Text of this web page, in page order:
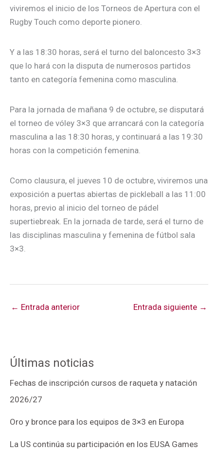
viviremos el inicio de los Torneos de Apertura con el
Rugby Touch como deporte pionero.
Y a las 18:30 horas, será el turno del baloncesto 3×3
que lo hará con la disputa de numerosos partidos
tanto en categoría femenina como masculina.
Para la jornada de mañana 9 de octubre, se disputará
el torneo de vóley 3×3 que arrancará con la categoría
masculina a las 18:30 horas, y continuará a las 19:30
horas con la competición femenina.
Como clausura, el jueves 10 de octubre, viviremos una
exposición a puertas abiertas de pickleball a las 11:00
horas, previo al inicio del torneo de pádel
supertiebreak. En la jornada de tarde, será el turno de
las disciplinas masculina y femenina de fútbol sala
3×3.
← Entrada anterior Entrada siguiente →
Últimas noticias
Fechas de inscripción cursos de raqueta y natación
2026/27
Oro y bronce para los equipos de 3×3 en Europa
La US continúa su participación en los EUSA Games